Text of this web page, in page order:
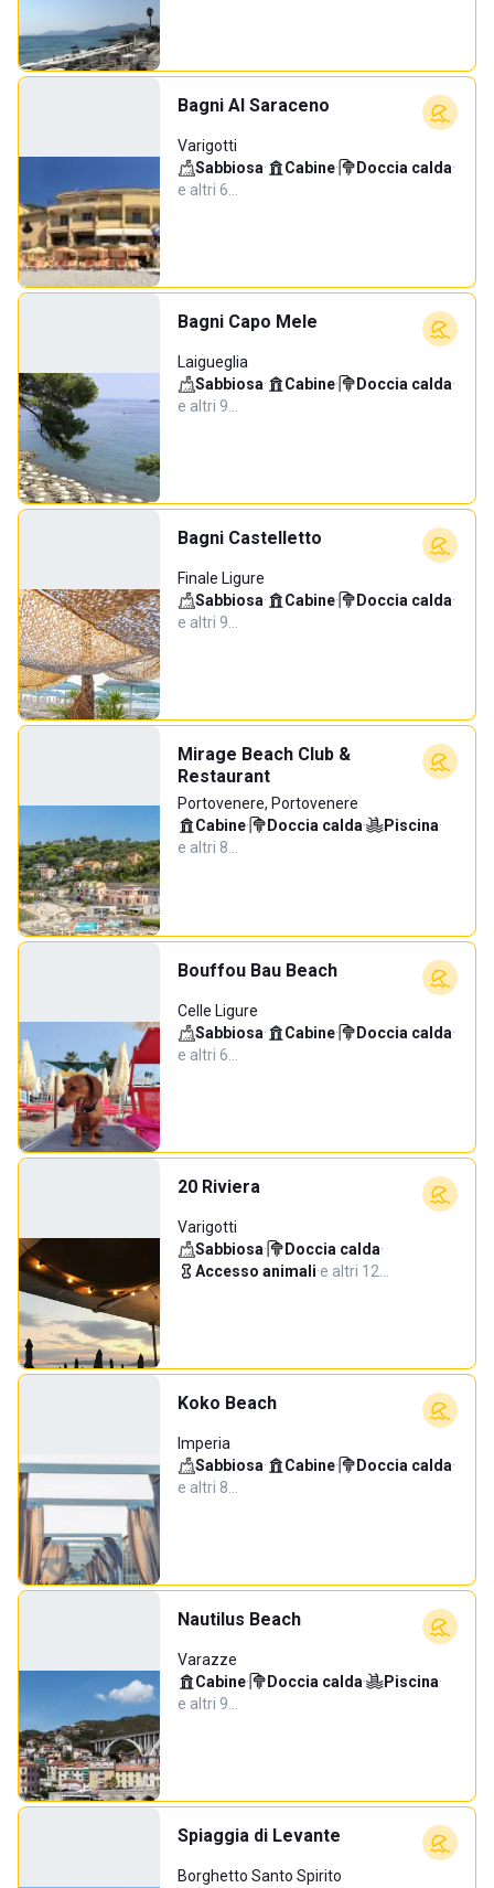
Bagni Al Saraceno
Varigotti
Sabbiosa· Cabine· Doccia calda·
e altri 6…
Bagni Capo Mele
Laigueglia
Sabbiosa· Cabine· Doccia calda·
e altri 9…
Bagni Castelletto
Finale Ligure
Sabbiosa· Cabine· Doccia calda·
e altri 9…
Mirage Beach Club &
Restaurant
Portovenere, Portovenere
Cabine· Doccia calda· Piscina·
e altri 8…
Bouffou Bau Beach
Celle Ligure
Sabbiosa· Cabine· Doccia calda·
e altri 6…
20 Riviera
Varigotti
Sabbiosa· Doccia calda·
Accesso animali·e altri 12…
Koko Beach
Imperia
Sabbiosa· Cabine· Doccia calda·
e altri 8…
Nautilus Beach
Varazze
Cabine· Doccia calda· Piscina·
e altri 9…
Spiaggia di Levante
Borghetto Santo Spirito